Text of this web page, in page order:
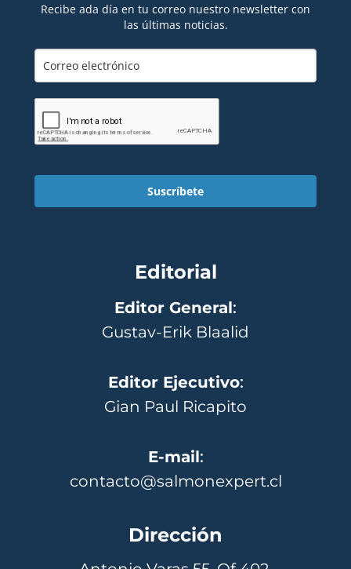
Recibe ada día en tu correo nuestro newsletter con
las últimas noticias.
Suscríbete
Editorial
Editor General:
Gustav-Erik Blaalid
Editor Ejecutivo:
Gian Paul Ricapito
E-mail:
contacto@salmonexpert.cl
Dirección